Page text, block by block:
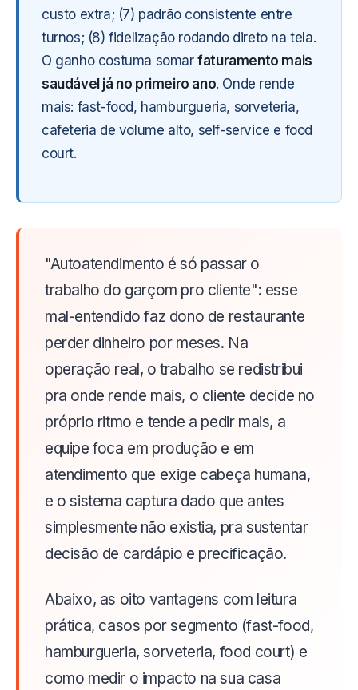
custo extra; (7) padrão consistente entre
turnos; (8) fidelização rodando direto na tela.
O ganho costuma somarfaturamento mais
saudável já no primeiro ano. Onde rende
mais: fast-food, hamburgueria, sorveteria,
cafeteria de volume alto, self-service e food
court.
"Autoatendimento é só passar o
trabalho do garçom pro cliente": esse
mal-entendido faz dono de restaurante
perder dinheiro por meses. Na
operação real, o trabalho se redistribui
pra onde rende mais, o cliente decide no
próprio ritmo e tende a pedir mais, a
equipe foca em produção e em
atendimento que exige cabeça humana,
e o sistema captura dado que antes
simplesmente não existia, pra sustentar
decisão de cardápio e precificação.
Abaixo, as oito vantagens com leitura
prática, casos por segmento (fast-food,
hamburgueria, sorveteria, food court) e
como medir o impacto na sua casa